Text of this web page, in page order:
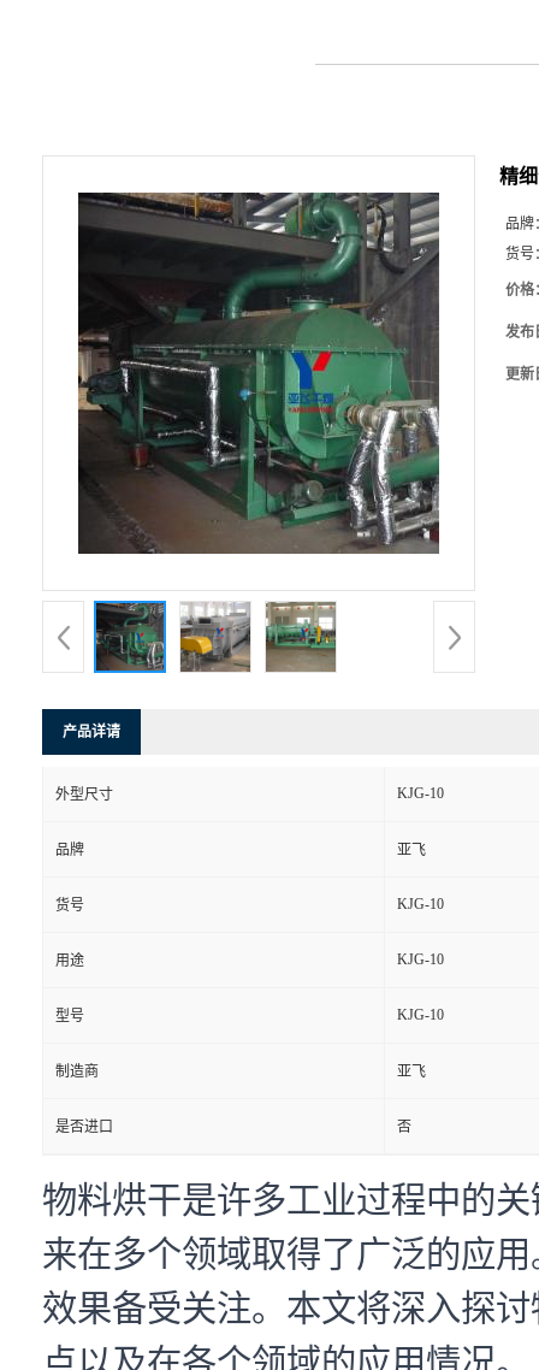
精
品牌
货号
价格
发布
更新
产品详请
外型尺寸 KJG-10
品牌 亚飞
货号 KJG-10
用途 KJG-10
型号 KJG-10
制造商 亚飞
是否进口 否
物料烘干是许多工业过程中的
来在多个领域取得了广泛的应
效果备受关注。本文将深入探